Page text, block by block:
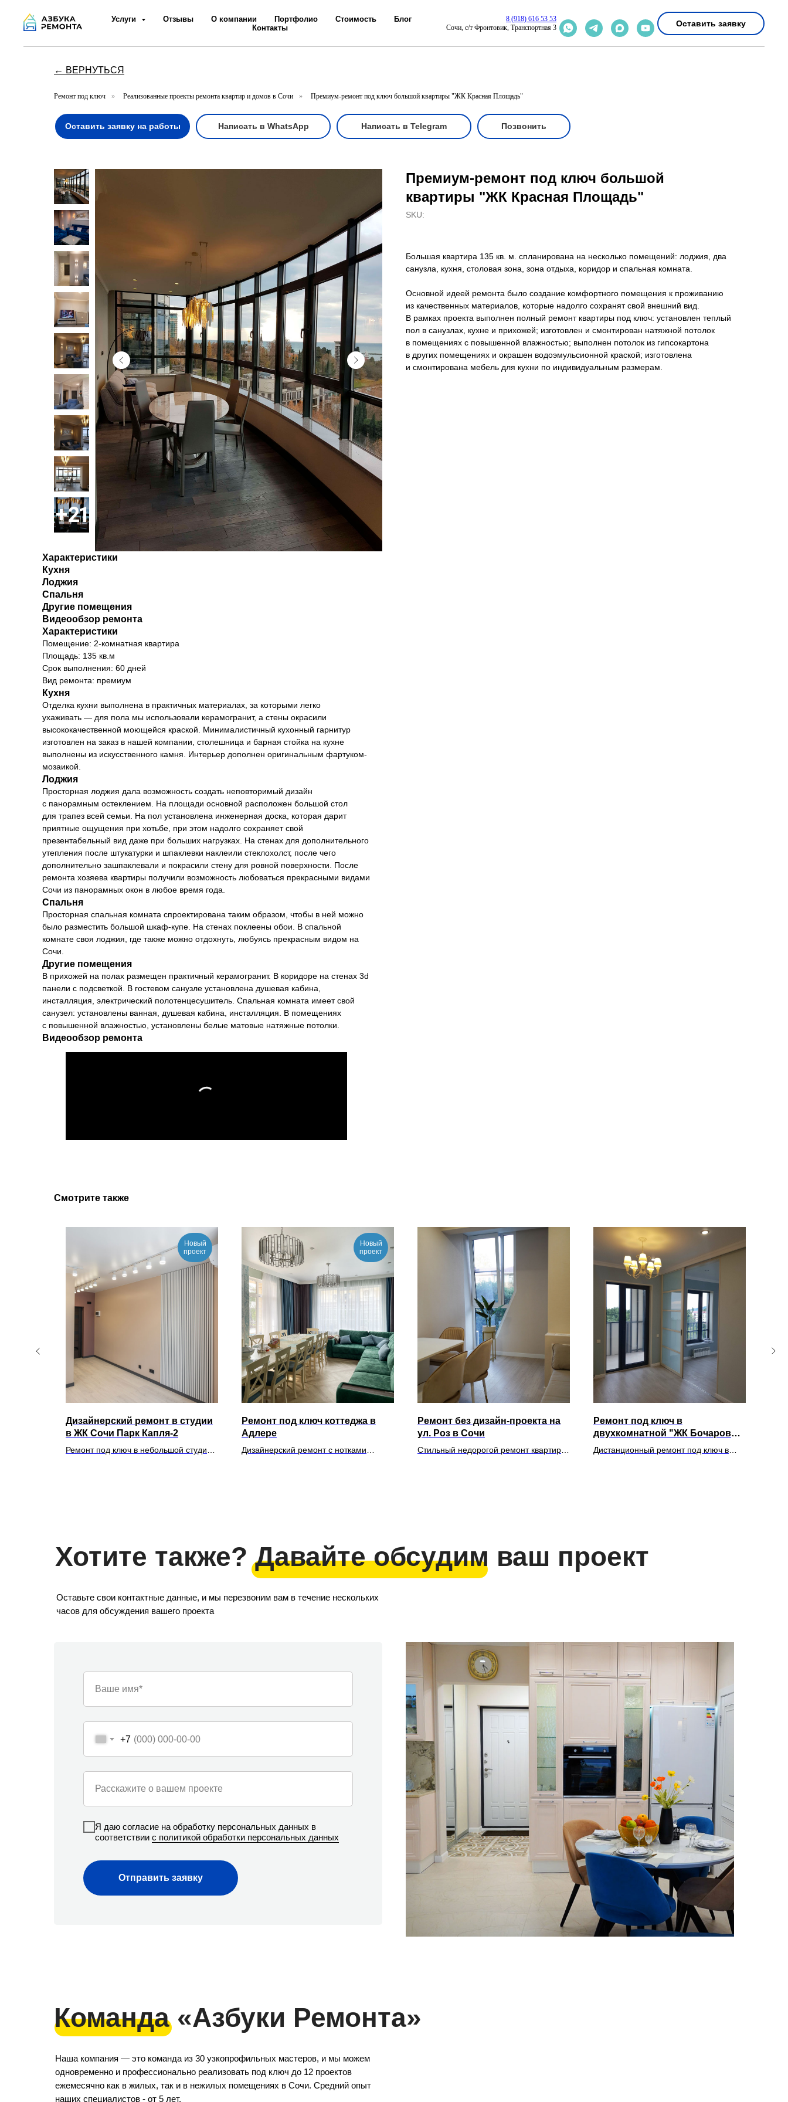
Услуги Отзывы О компании Портфолио Стоимость
Блог
Контакты
8 (918) 616 53 53
Cочи, с/т Фронтовик, Транспортная 3
Оставить заявку
← ВЕРНУТЬСЯ
Ремонт под ключ » Реализованные проекты ремонта квартир и домов в Сочи » Премиум-ремонт под ключ большой квартиры "ЖК Красная Площадь"
Оставить заявку на работы Написать в WhatsApp Написать в Telegram Позвонить
Премиум-ремонт под ключ большой
квартиры "ЖК Красная Площадь"
SKU:
Большая квартира 135 кв. м. спланирована на несколько помещений: лоджия, два
санузла, кухня, столовая зона, зона отдыха, коридор и спальная комната.
Основной идеей ремонта было создание комфортного помещения к проживанию
из качественных материалов, которые надолго сохранят свой внешний вид.
В рамках проекта выполнен полный ремонт квартиры под ключ: установлен теплый
пол в санузлах, кухне и прихожей; изготовлен и смонтирован натяжной потолок
в помещениях с повышенной влажностью; выполнен потолок из гипсокартона
в других помещениях и окрашен водоэмульсионной краской; изготовлена
и смонтирована мебель для кухни по индивидуальным размерам.
Характеристики
Кухня
Лоджия
Спальня
Другие помещения
Видеообзор ремонта
Характеристики
Помещение: 2-комнатная квартира
Площадь: 135 кв.м
Срок выполнения: 60 дней
Вид ремонта: премиум
Кухня
Отделка кухни выполнена в практичных материалах, за которыми легко
ухаживать — для пола мы использовали керамогранит, а стены окрасили
высококачественной моющейся краской. Минималистичный кухонный гарнитур
изготовлен на заказ в нашей компании, столешница и барная стойка на кухне
выполнены из искусственного камня. Интерьер дополнен оригинальным фартуком-
мозаикой.
Лоджия
Просторная лоджия дала возможность создать неповторимый дизайн
с панорамным остеклением. На площади основной расположен большой стол
для трапез всей семьи. На пол установлена инженерная доска, которая дарит
приятные ощущения при хотьбе, при этом надолго сохраняет свой
презентабельный вид даже при больших нагрузках. На стенах для дополнительного
утепления после штукатурки и шпаклевки наклеили стеклохолст, после чего
дополнительно зашпаклевали и покрасили стену для ровной поверхности. После
ремонта хозяева квартиры получили возможность любоваться прекрасными видами
Сочи из панорамных окон в любое время года.
Спальня
Просторная спальная комната спроектирована таким образом, чтобы в ней можно
было разместить большой шкаф-купе. На стенах поклеены обои. В спальной
комнате своя лоджия, где также можно отдохнуть, любуясь прекрасным видом на
Сочи.
Другие помещения
В прихожей на полах размещен практичный керамогранит. В коридоре на стенах 3d
панели с подсветкой. В гостевом санузле установлена душевая кабина,
инсталляция, электрический полотенцесушитель. Спальная комната имеет свой
санузел: установлены ванная, душевая кабина, инсталляция. В помещениях
с повышенной влажностью, установлены белые матовые натяжные потолки.
Видеообзор ремонта
Смотрите также
Новый
проект
Дизайнерский ремонт в студии
в ЖК Сочи Парк Капля-2
Ремонт под ключ в небольшой студии
Новый
проект
Ремонт под ключ коттеджа в
Адлере
Дизайнерский ремонт с нотками
Ремонт без дизайн-проекта на
ул. Роз в Сочи
Стильный недорогой ремонт квартиры-
Ремонт под ключ в
двухкомнатной "ЖК Бочаров
маяк"
Дистанционный ремонт под ключ в
Хотите также? Давайте обсудим ваш проект
Оставьте свои контактные данные, и мы перезвоним вам в течение нескольких
часов для обсуждения вашего проекта
Ваше имя*
+7
Расскажите о вашем проекте
Я даю согласие на обработку персональных данных в
соответствии с политикой обработки персональных данных
Отправить заявку
Команда «Азбуки Ремонта»
Наша компания — это команда из 30 узкопрофильных мастеров, и мы можем
одновременно и профессионально реализовать под ключ до 12 проектов
ежемесячно как в жилых, так и в нежилых помещениях в Сочи. Средний опыт
наших специалистов - от 5 лет.